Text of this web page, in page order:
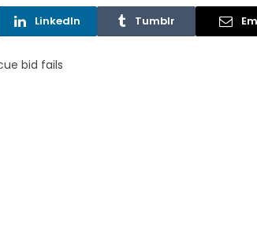
LinkedIn Tumblr